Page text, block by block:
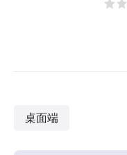
桌面端